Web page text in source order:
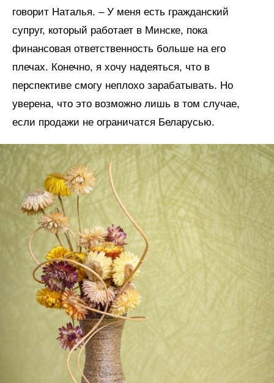
говорит Наталья. – У меня есть гражданский
супруг, который работает в Минске, пока
финансовая ответственность больше на его
плечах. Конечно, я хочу надеяться, что в
перспективе смогу неплохо зарабатывать. Но
уверена, что это возможно лишь в том случае,
если продажи не ограничатся Беларусью.